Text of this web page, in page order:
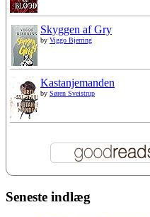
Skyggen af Gry
by Viggo Bjerring
Kastanjemanden
by Søren Sveistrup
Seneste indlæg